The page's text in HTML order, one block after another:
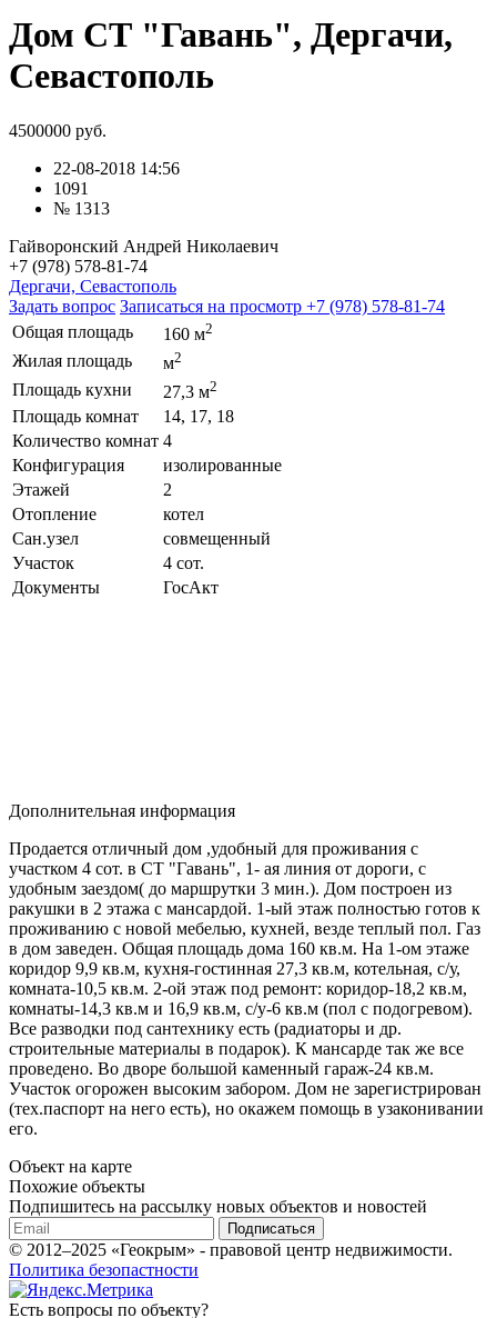
Дом СТ "Гавань", Дергачи,
Севастополь
4500000 руб.
22-08-2018 14:56
1091
№ 1313
Гайворонский Андрей Николаевич
+7 (978) 578-81-74
Дергачи, Севастополь
Задать вопрос Записаться на просмотр +7 (978) 578-81-74
Общая площадь
160 м2
Жилая площадь м2
Площадь кухни 27,3 м2
Площадь комнат
14, 17, 18
Количество комнат 4
Конфигурация
изолированные
Этажей
2
Отопление
котел
Сан.узел
совмещенный
Участок
4 сот.
Документы
ГосАкт
Дополнительная информация
Продается отличный дом ,удобный для проживания с
участком 4 сот. в СТ "Гавань", 1- ая линия от дороги, с
удобным заездом( до маршрутки 3 мин.). Дом построен из
ракушки в 2 этажа с мансардой. 1-ый этаж полностью готов к
проживанию с новой мебелью, кухней, везде теплый пол. Газ
в дом заведен. Общая площадь дома 160 кв.м. На 1-ом этаже
коридор 9,9 кв.м, кухня-гостинная 27,3 кв.м, котельная, с/у,
комната-10,5 кв.м. 2-ой этаж под ремонт: коридор-18,2 кв.м,
комнаты-14,3 кв.м и 16,9 кв.м, с/у-6 кв.м (пол с подогревом).
Все разводки под сантехнику есть (радиаторы и др.
строительные материалы в подарок). К мансарде так же все
проведено. Во дворе большой каменный гараж-24 кв.м.
Участок огорожен высоким забором. Дом не зарегистрирован
(тех.паспорт на него есть), но окажем помощь в узаконивании
его.
Объект на карте
Похожие объекты
Подпишитесь на рассылку новых объектов и новостей
Подписаться
© 2012–2025 «Геокрым» - правовой центр недвижимости.
Политика безопастности
Есть вопросы по объекту?